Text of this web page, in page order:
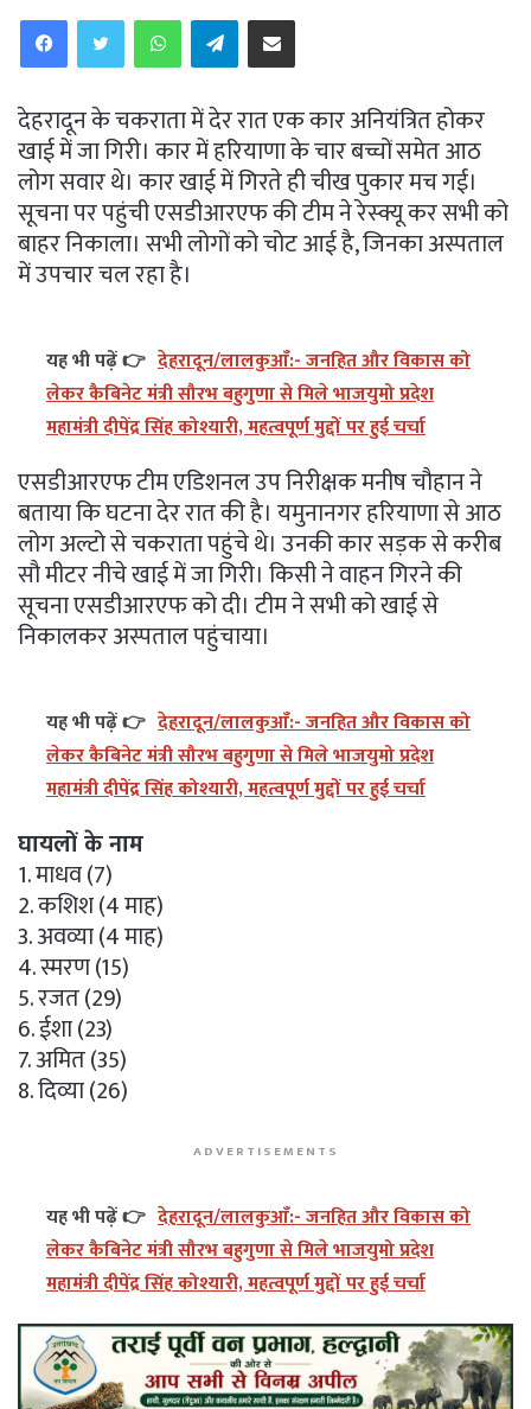
WhatsAppTelegramShare via Email
देहरादून के चकराता में देर रात एक कार अनियंत्रित होकर
खाई में जा गिरी। कार में हरियाणा के चार बच्चों समेत आठ
लोग सवार थे। कार खाई में गिरते ही चीख पुकार मच गई।
सूचना पर पहुंची एसडीआरएफ की टीम ने रेस्क्यू कर सभी को
बाहर निकाला। सभी लोगों को चोट आई है, जिनका अस्पताल
में उपचार चल रहा है।
यह भी पढ़ें 👉 देहरादून/लालकुआँ:- जनहित और विकास को
लेकर कैबिनेट मंत्री सौरभ बहुगुणा से मिले भाजयुमो प्रदेश
महामंत्री दीपेंद्र सिंह कोश्यारी, महत्वपूर्ण मुद्दों पर हुई चर्चा
एसडीआरएफ टीम एडिशनल उप निरीक्षक मनीष चौहान ने
बताया कि घटना देर रात की है। यमुनानगर हरियाणा से आठ
लोग अल्टो से चकराता पहुंचे थे। उनकी कार सड़क से करीब
सौ मीटर नीचे खाई में जा गिरी। किसी ने वाहन गिरने की
सूचना एसडीआरएफ को दी। टीम ने सभी को खाई से
निकालकर अस्पताल पहुंचाया।
यह भी पढ़ें 👉 देहरादून/लालकुआँ:- जनहित और विकास को
लेकर कैबिनेट मंत्री सौरभ बहुगुणा से मिले भाजयुमो प्रदेश
महामंत्री दीपेंद्र सिंह कोश्यारी, महत्वपूर्ण मुद्दों पर हुई चर्चा
घायलों के नाम
1. माधव (7)
2. कशिश (4 माह)
3. अवव्या (4 माह)
4. स्मरण (15)
5. रजत (29)
6. ईशा (23)
7. अमित (35)
8. दिव्या (26)
ADVERTISEMENTS
यह भी पढ़ें 👉 देहरादून/लालकुआँ:- जनहित और विकास को
लेकर कैबिनेट मंत्री सौरभ बहुगुणा से मिले भाजयुमो प्रदेश
महामंत्री दीपेंद्र सिंह कोश्यारी, महत्वपूर्ण मुद्दों पर हुई चर्चा